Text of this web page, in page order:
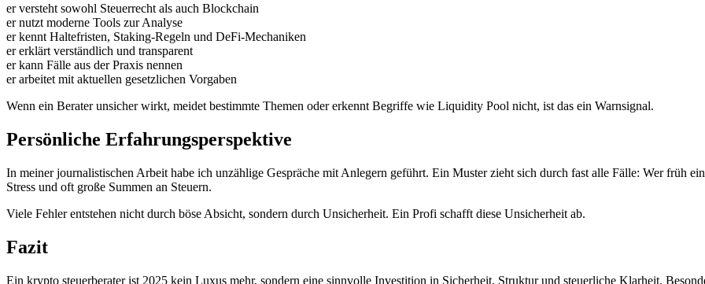
er versteht sowohl Steuerrecht als auch Blockchain
er nutzt moderne Tools zur Analyse
er kennt Haltefristen, Staking-Regeln und DeFi-Mechaniken
er erklärt verständlich und transparent
er kann Fälle aus der Praxis nennen
er arbeitet mit aktuellen gesetzlichen Vorgaben
Wenn ein Berater unsicher wirkt, meidet bestimmte Themen oder erkennt Begriffe wie Liquidity Pool nicht, ist das ein Warnsignal.
Persönliche Erfahrungsperspektive
In meiner journalistischen Arbeit habe ich unzählige Gespräche mit Anlegern geführt. Ein Muster zieht sich durch fast alle Fälle: Wer früh
Stress und oft große Summen an Steuern.
Viele Fehler entstehen nicht durch böse Absicht, sondern durch Unsicherheit. Ein Profi schafft diese Unsicherheit ab.
Fazit
Ein krypto steuerberater ist 2025 kein Luxus mehr, sondern eine sinnvolle Investition in Sicherheit, Struktur und steuerliche Klarheit.